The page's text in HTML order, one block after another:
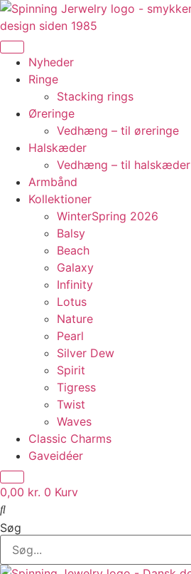
Videre
til
indhold
Nyheder
Ringe
Stacking rings
Øreringe
Vedhæng – til øreringe
Halskæder
Vedhæng – til halskæder
Armbånd
Kollektioner
WinterSpring 2026
Balsy
Beach
Galaxy
Infinity
Lotus
Nature
Pearl
Silver Dew
Spirit
Tigress
Twist
Waves
Classic Charms
Gaveidéer
0,00 kr. 0 Kurv
Søg